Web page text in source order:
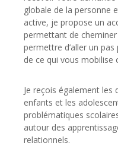
globale de la personne
active, je propose un
permettant de
permettre d’aller un
de ce qui vous mobilise
Je reçois également les
enfants et les
problématiques
autour des
relationnels.